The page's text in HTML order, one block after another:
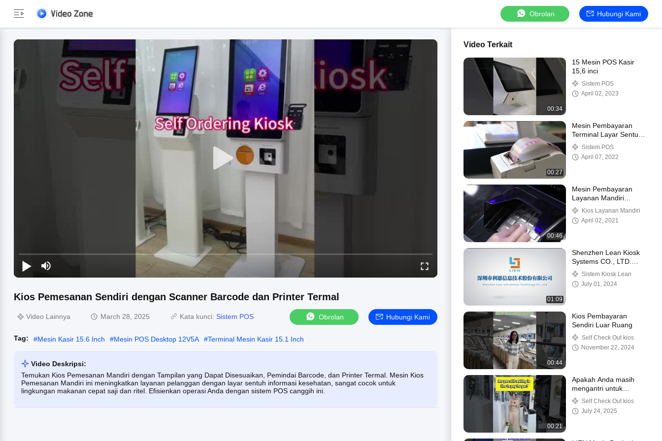
Obrolan Hubungi Kami
Kios Pemesanan Sendiri dengan Scanner Barcode dan Printer Termal
Video Lainnya March 28, 2025 Kata kunci: Sistem POS Obrolan Hubungi Kami
Tag: #Mesin Kasir 15.6 Inch #Mesin POS Desktop 12V5A #Terminal Mesin Kasir 15.1 Inch
Video Deskripsi:
Temukan Kios Pemesanan Mandiri dengan Tampilan yang Dapat Disesuaikan, Pemindai Barcode, dan Printer Termal. Mesin Kios
Pemesanan Mandiri ini meningkatkan layanan pelanggan dengan layar sentuh informasi kesehatan, sangat cocok untuk
lingkungan makanan cepat saji dan ritel. Efisienkan operasi Anda dengan sistem POS canggih ini.
Video Terkait
00:34
15 Mesin POS Kasir
15,6 inci
Sistem POS
April 02, 2023
00:27
Mesin Pembayaran
Terminal Layar Sentuh
15,6 Inci Semua Dalam
Satu
Sistem POS
April 07, 2022
00:46
Mesin Pembayaran
Layanan Mandiri
Android 15 Inci Untuk
Hotel
Kios Layanan Mandiri
April 02, 2021
01:09
Shenzhen Lean Kiosk
Systems CO., LTD.
PabrikSistem Kiosk Lean
July 01, 2024
00:44
Kios Pembayaran
Sendiri Luar Ruang
Self Check Out kios
November 22, 2024
00:21
Apakah Anda masih
mengantri untuk
membayar di pom
bensin?
Self Check Out kios
July 24, 2025